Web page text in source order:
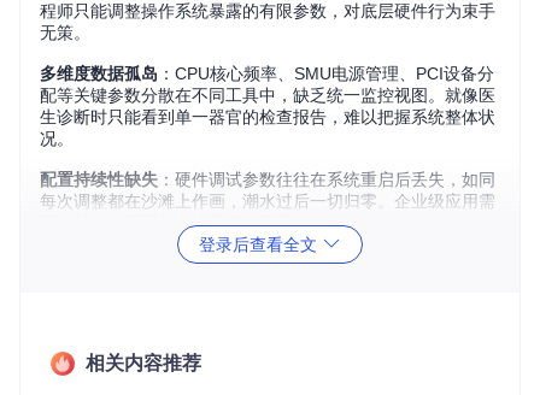
程师只能调整操作系统暴露的有限参数，对底层硬件行为束手
无策。
多维度数据孤岛 ：CPU核心频率、SMU电源管理、PCI设备分
配等关键参数分散在不同工具中，缺乏统一监控视图。就像医
生诊断时只能看到单一器官的检查报告，难以把握系统整体状
况。
配置持续性缺失 ：硬件调试参数往往在系统重启后丢失，如同
每次调整都在沙滩上作画，潮水过后一切归零。企业级应用需
要的持久化配置能力成为奢侈需求。
1.2 传统方案的局限性
时间用于信息收集而非实际调试。
登录后查看全文
相关内容推荐